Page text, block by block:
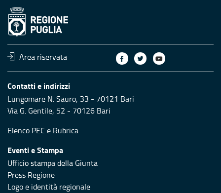
Area riservata
Contatti e indirizzi
Lungomare N. Sauro, 33 - 70121 Bari
Via G. Gentile, 52 - 70126 Bari
Elenco PEC e Rubrica
Eventi e Stampa
Ufficio stampa della Giunta
Press Regione
Logo e identità regionale